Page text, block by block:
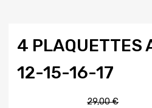
4 PLAQUETTES
12-15-16-17
29,00€